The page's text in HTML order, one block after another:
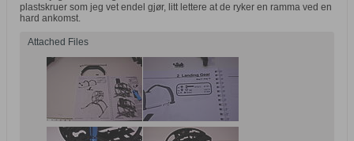
plastskruer som jeg vet endel gjør, litt lettere at de ryker en ramma ved en
hard ankomst.
Attached Files